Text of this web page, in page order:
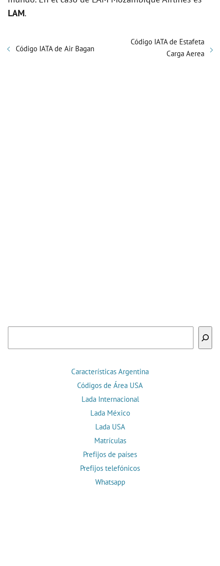
LAM.
Código IATA de Air Bagan
Código IATA de Estafeta
Carga Aerea
Características Argentina
Códigos de Área USA
Lada Internacional
Lada México
Lada USA
Matrículas
Prefijos de países
Prefijos telefónicos
Whatsapp